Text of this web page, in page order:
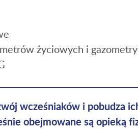
życiowych i
wcześniaków i pobudza
obejmowane są opieką